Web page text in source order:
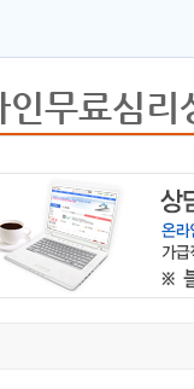
인무료심리